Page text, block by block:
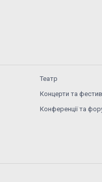
Театр
Концерти та
Конференції та